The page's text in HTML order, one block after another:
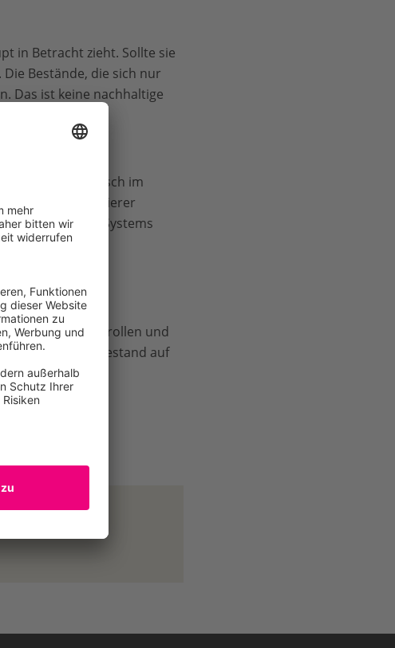
in Betracht zieht. Sollte sie
Bestände, die sich nur
Das ist keine nachhaltige
Kanstinger.
Roten Thunfisch im
vom Zertifizierer
des MSC-Systems
und von einer
um die Kontrollen und
mit dem Bestand auf